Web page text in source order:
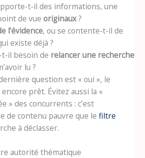
t-il des informations, une
de vue originaux?
l’évidence, ou se contente-t-il de
existe déjà ?
t-il besoin de relancer une recherche
lu ?
question est « oui », le
prêt. Évitez aussi la «
» des concurrents : c’est
de contenu pauvre que le filtre
à déclasser.
autorité thématique